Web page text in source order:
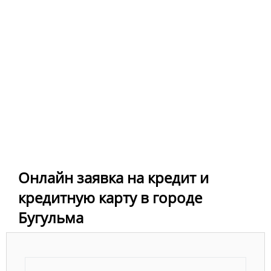
Онлайн заявка на кредит и
кредитную карту в городе
Бугульма